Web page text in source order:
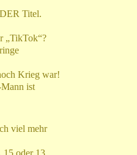
Titel.
„TikTok“?
Krieg war!
ist
viel mehr